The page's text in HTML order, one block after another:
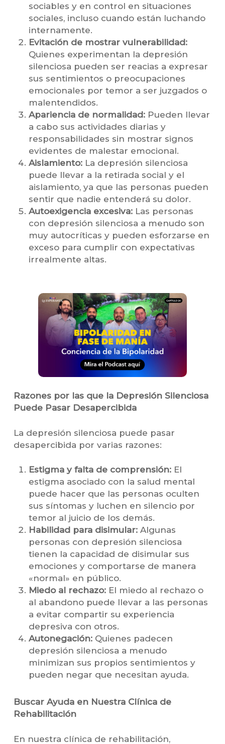
sociables y en control en situaciones
sociales, incluso cuando están luchando
internamente.
Evitación de mostrar vulnerabilidad:
Quienes experimentan la depresión
silenciosa pueden ser reacias a expresar
sus sentimientos o preocupaciones
emocionales por temor a ser juzgados o
malentendidos.
Apariencia de normalidad:Pueden llevar
a cabo sus actividades diarias y
responsabilidades sin mostrar signos
evidentes de malestar emocional.
Aislamiento:La depresión silenciosa
puede llevar a la retirada social y el
aislamiento, ya que las personas pueden
sentir que nadie entenderá su dolor.
Autoexigencia excesiva:Las personas
con depresión silenciosa a menudo son
muy autocríticas y pueden esforzarse en
exceso para cumplir con expectativas
irrealmente altas.
Razones por las que la Depresión Silenciosa
Puede Pasar Desapercibida
La depresión silenciosa puede pasar
desapercibida por varias razones:
Estigma y falta de comprensión:El
estigma asociado con la salud mental
puede hacer que las personas oculten
sus síntomas y luchen en silencio por
temor al juicio de los demás.
Habilidad para disimular:Algunas
personas con depresión silenciosa
tienen la capacidad de disimular sus
emociones y comportarse de manera
«normal» en público.
Miedo al rechazo:El miedo al rechazo o
al abandono puede llevar a las personas
a evitar compartir su experiencia
depresiva con otros.
Autonegación:Quienes padecen
depresión silenciosa a menudo
minimizan sus propios sentimientos y
pueden negar que necesitan ayuda.
Buscar Ayuda en Nuestra Clínica de
Rehabilitación
En nuestra clínica de rehabilitación,